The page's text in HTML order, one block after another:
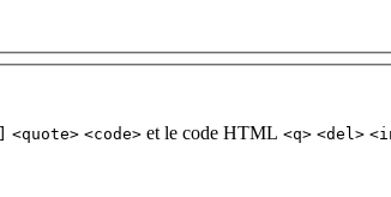
<quote> <code> et le code HTML <q> <del>